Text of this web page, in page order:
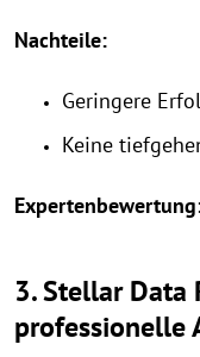
Nachteile:
Geringere
Keine
3. Stellar Data
professionelle